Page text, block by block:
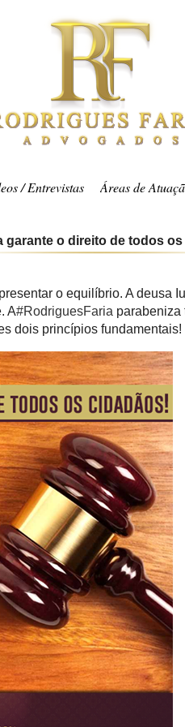
/ Entrevistas Áreas de
garante o direito de todos
o equilíbrio. A deusa
A#RodriguesFaria parabeniza
dois princípios fundamentais!